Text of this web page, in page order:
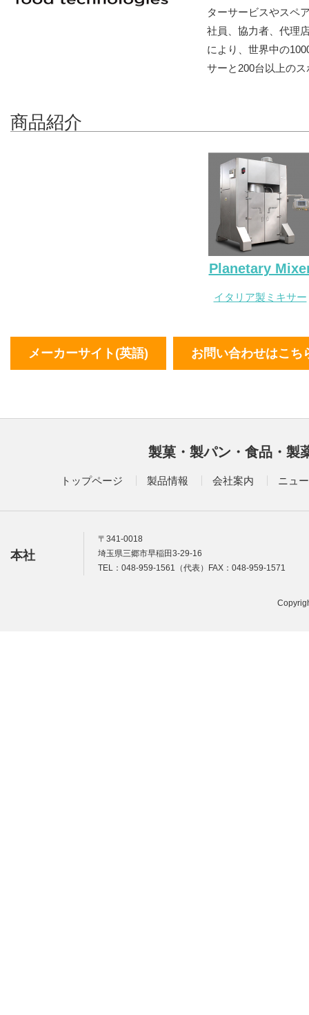
ターサービスやスペ
社員、協力者、代理
により、世界中の
サーと200台以上の
商品紹介
Planetary
イタリア製ミキサー
メーカーサイト(英語) お問い合わせはこち
製菓・製パン・食品・
トップページ 製品情報 会社案内 ニュ
本社
〒341-0018
埼玉県三郷市早稲田3-29-16
TEL：048-959-1561（代表）FAX：048-959-1571